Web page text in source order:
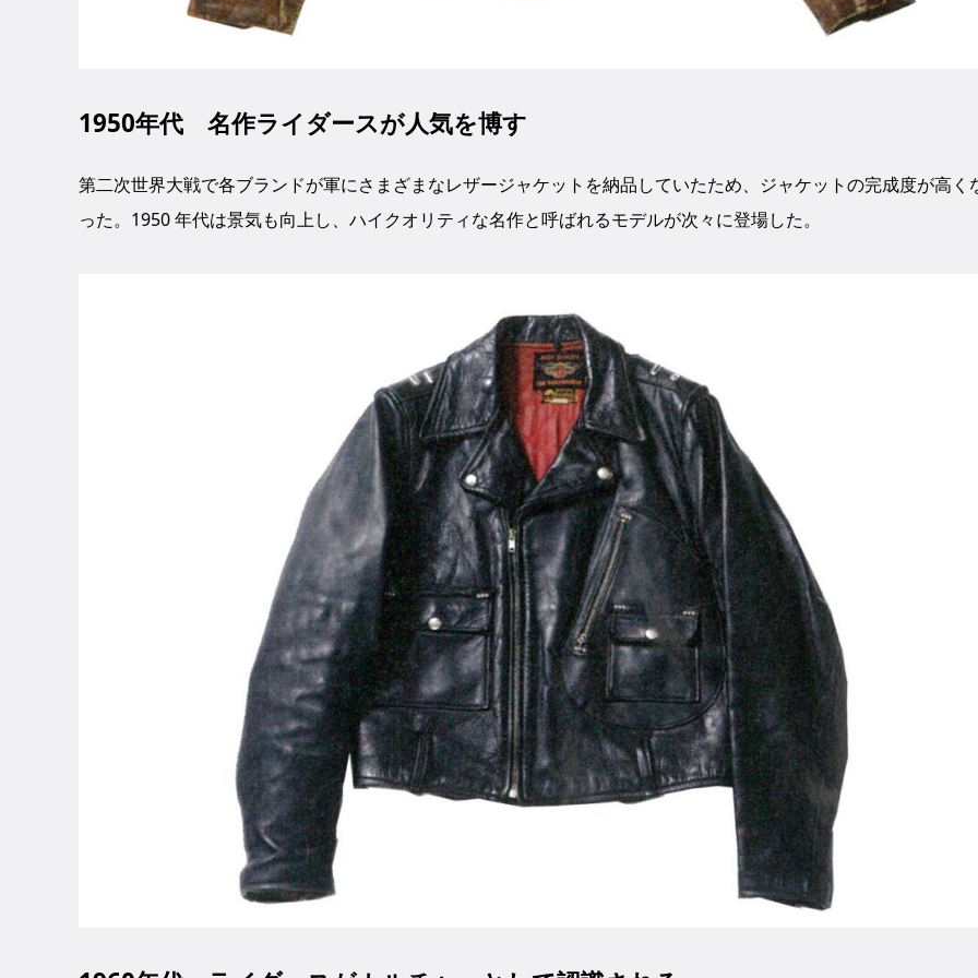
1950年代 名作ライダースが人気を博す
第二次世界大戦で各ブランドが軍にさまざまなレザージャケットを納品していたため、ジャケットの完成度が高く
った。1950 年代は景気も向上し、ハイクオリティな名作と呼ばれるモデルが次々に登場した。